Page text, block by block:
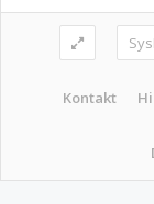
Kontakt